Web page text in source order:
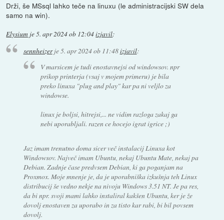
Drži, še MSsql lahko teče na linuxu (le administracijski SW dela
samo na win).
Elysium je5. apr 2024 ob 12:04izjavil:
sennheizerje5. apr 2024 ob 11:48izjavil:
V marsicem je tudi enostavnejsi od windowsov. npr
prikop printerja (vsaj v mojem primeru) je bila
preko linuxa "plug and play" kar pa ni veljlo za
windowse.
linux je boljsi, hitrejsi,... ne vidim razloga zakaj ga
nebi uporabljali. razen ce hocejo igrat igrice ;)
Jaz imam trenutno doma sicer več instalacij Linuxa kot
Windowsov. Največ imam Ubuntu, nekaj Ubuntu Mate, nekaj pa
Debian. Zadnje čase predvsem Debian, ki ga poganjam na
Proxmox. Moje mnenje je, da je uporabniška izkušnja teh Linux
distribucij še vedno nekje na nivoju Windows 3.51 NT. Je pa res,
da bi npr. svoji mami lahko instaliral kakšen Ubuntu, ker je že
dovolj enostaven za uporabo in za tisto kar rabi, bi bil povsem
dovolj.